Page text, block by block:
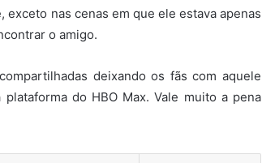
nas cenas em que ele estava apenas
o amigo.
deixando os fãs com aquele
do HBO Max. Vale muito a pena